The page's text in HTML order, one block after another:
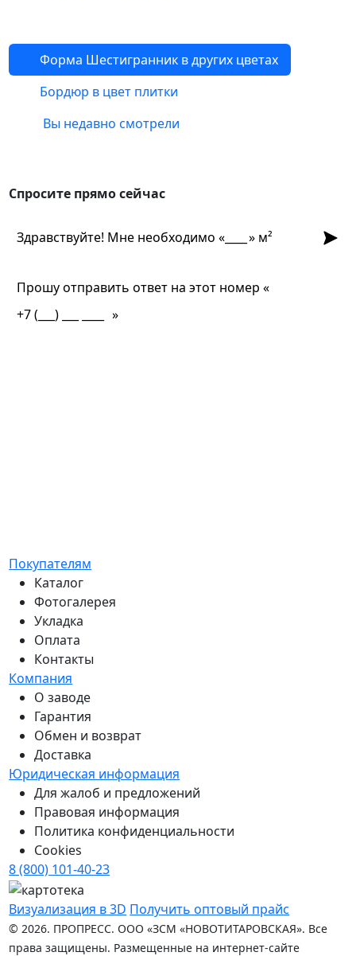
Форма Шестигранник в других цветах
Бордюр в цвет плитки
Вы недавно смотрели
Спросите прямо сейчас
Здравствуйте! Мне необходимо « » м²
Прошу отправить ответ на этот номер «
»
Покупателям
Каталог
Фотогалерея
Укладка
Оплата
Контакты
Компания
О заводе
Гарантия
Обмен и возврат
Доставка
Юридическая информация
Для жалоб и предложений
Правовая информация
Политика конфиденциальности
Cookies
8 (800) 101-40-23
Визуализация в 3D Получить оптовый прайс
© 2026. ПРОПРЕСС. ООО «ЗСМ «НОВОТИТАРОВСКАЯ». Все
права защищены. Размещенные на интернет-сайте